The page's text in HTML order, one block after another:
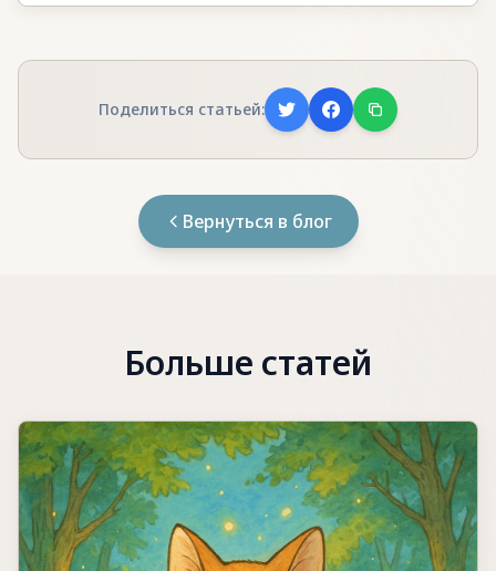
Поделиться статьей:
Вернуться в блог
Больше статей